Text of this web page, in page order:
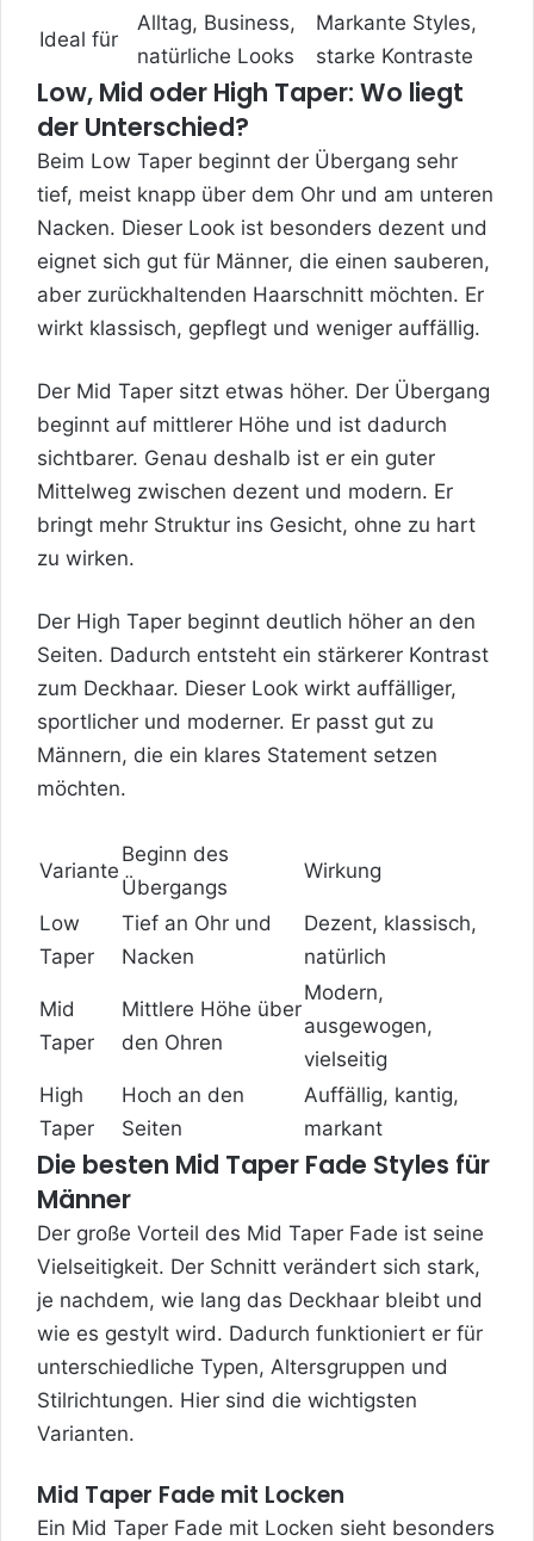
Ideal für
Alltag, Business,
natürliche Looks
Markante Styles,
starke Kontraste
Low, Mid oder High Taper: Wo liegt
der Unterschied?
Beim Low Taper beginnt der Übergang sehr
tief, meist knapp über dem Ohr und am unteren
Nacken. Dieser Look ist besonders dezent und
eignet sich gut für Männer, die einen sauberen,
aber zurückhaltenden Haarschnitt möchten. Er
wirkt klassisch, gepflegt und weniger auffällig.
Der Mid Taper sitzt etwas höher. Der Übergang
beginnt auf mittlerer Höhe und ist dadurch
sichtbarer. Genau deshalb ist er ein guter
Mittelweg zwischen dezent und modern. Er
bringt mehr Struktur ins Gesicht, ohne zu hart
zu wirken.
Der High Taper beginnt deutlich höher an den
Seiten. Dadurch entsteht ein stärkerer Kontrast
zum Deckhaar. Dieser Look wirkt auffälliger,
sportlicher und moderner. Er passt gut zu
Männern, die ein klares Statement setzen
möchten.
Variante
Beginn des
Übergangs
Wirkung
Low
Taper
Tief an Ohr und
Nacken
Dezent, klassisch,
natürlich
Mid
Taper
Mittlere Höhe über
den Ohren
Modern,
ausgewogen,
vielseitig
High
Taper
Hoch an den
Seiten
Auffällig, kantig,
markant
Die besten Mid Taper Fade Styles für
Männer
Der große Vorteil des Mid Taper Fade ist seine
Vielseitigkeit. Der Schnitt verändert sich stark,
je nachdem, wie lang das Deckhaar bleibt und
wie es gestylt wird. Dadurch funktioniert er für
unterschiedliche Typen, Altersgruppen und
Stilrichtungen. Hier sind die wichtigsten
Varianten.
Mid Taper Fade mit Locken
Ein Mid Taper Fade mit Locken sieht besonders